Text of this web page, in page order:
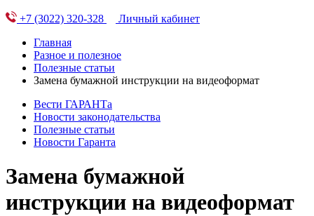
+7 (3022) 320-328
Личный кабинет
Главная
Разное и полезное
Полезные статьи
Замена бумажной инструкции на видеоформат
Вести ГАРАНТа
Новости законодательства
Полезные статьи
Новости Гаранта
Замена бумажной
инструкции на видеоформат